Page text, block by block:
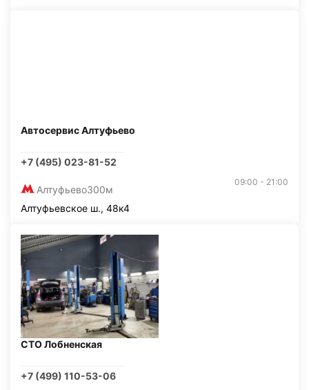
Автосервис Алтуфьево
+7 (495) 023-81-52
Алтуфьево300м
09:00 - 21:00
Алтуфьевское ш., 48к4
СТО Лобненская
+7 (499) 110-53-06